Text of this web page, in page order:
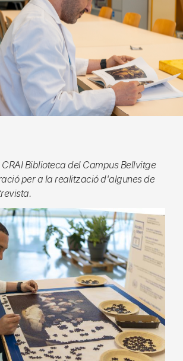
Biblioteca del Campus Bellvitge
per a la realització d'algunes de